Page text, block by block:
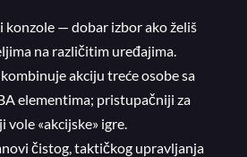
konzole — dobar izbor ako želiš
na različitim uređajima.
akciju treće osobe sa
elementima; pristupačniji za
vole «akcijske» igre.
čistog, taktičkog upravljanja